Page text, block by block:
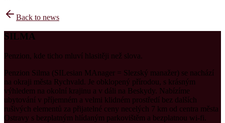
Back to news
SILMA
Penzion, kde ticho mluví hlasitěji než slova.
Penzion Silma (SILesian MAnager = Slezský manažer) se nachází
na okraji města Rychvald. Je obklopený přírodou, s krásným
výhledem na okolní krajinu a v dáli na Beskydy. Nabízíme
ubytování v příjemném a velmi klidném prostředí bez dalších
rušivých elementů za přijatelné ceny necelých 7 km od centra města
Ostravy s bezplatným hlídaným parkovištěm a bezplatnou wi-fi.